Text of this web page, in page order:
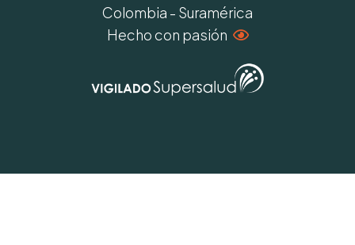
Colombia - Suramérica
Hecho con pasión